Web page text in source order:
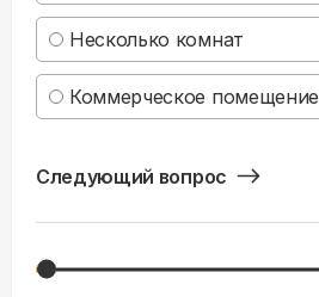
Несколько комнат
Коммерческое помещение
Следующий вопрос